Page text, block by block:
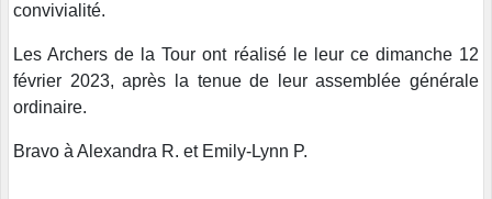
convivialité.
Les Archers de la Tour ont réalisé le leur ce dimanche 12
février 2023, après la tenue de leur assemblée générale
ordinaire.
Bravo à Alexandra R. et Emily-Lynn P.